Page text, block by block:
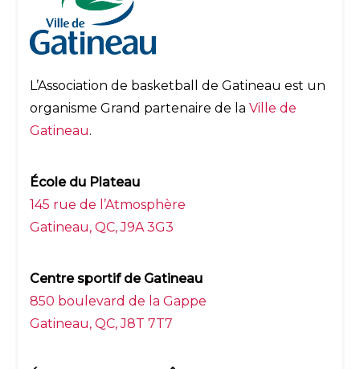
L’Association de basketball de Gatineau est un
organisme Grand partenaire de laVille de
Gatineau.
École du Plateau
145 rue de l’Atmosphère
Gatineau, QC, J9A 3G3
Centre sportif de Gatineau
850 boulevard de la Gappe
Gatineau, QC, J8T 7T7